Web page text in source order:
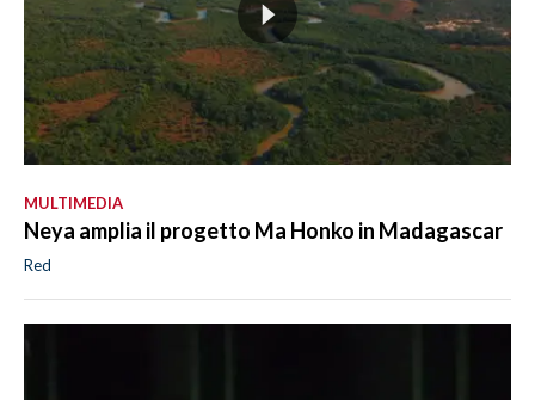
MULTIMEDIA
Neya amplia il progetto Ma Honko in Madagascar
Red